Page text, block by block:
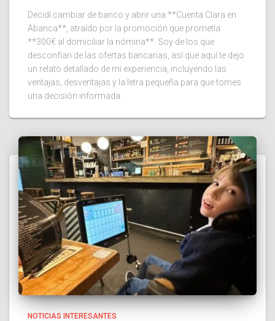
Decidí cambiar de banco y abrir una **Cuenta Clara en
Abanca**, atraído por la promoción que prometía
**300€ al domiciliar la nómina**. Soy de los que
desconfían de las ofertas bancarias, así que aquí te dejo
un relato detallado de mi experiencia, incluyendo las
ventajas, desventajas y la letra pequeña para que tomes
una decisión informada.
NOTICIAS INTERESANTES